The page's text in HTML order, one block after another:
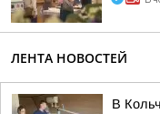
ЛЕНТА НОВОСТЕЙ
В